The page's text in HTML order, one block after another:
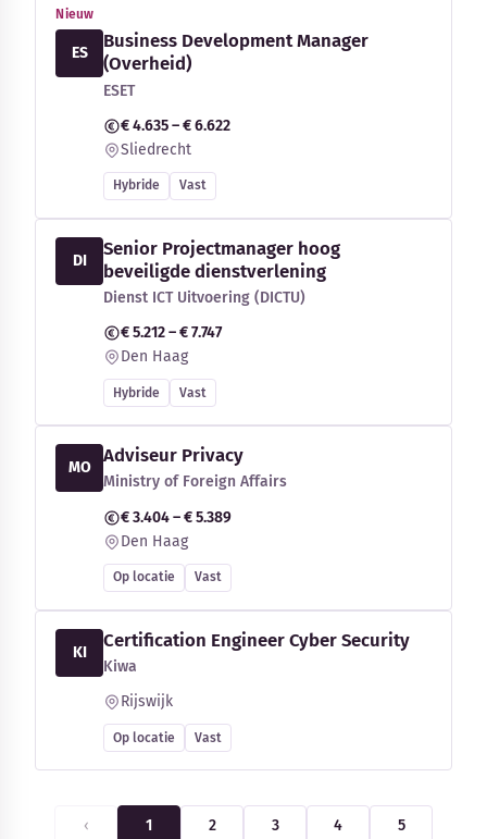
Nieuw
ES
Business Development Manager
(Overheid)
ESET
€ 4.635 – € 6.622
Sliedrecht
Hybride Vast
DI
Senior Projectmanager hoog
beveiligde dienstverlening
Dienst ICT Uitvoering (DICTU)
€ 5.212 – € 7.747
Den Haag
Hybride Vast
MO
Adviseur Privacy
Ministry of Foreign Affairs
€ 3.404 – € 5.389
Den Haag
Op locatie Vast
KI
Certification Engineer Cyber Security
Kiwa
Rijswijk
Op locatie Vast
‹ 1 2 3 4 5